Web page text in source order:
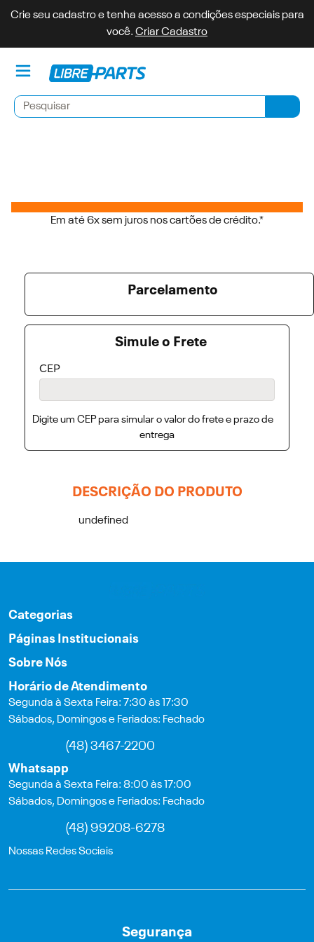
Crie seu cadastro e tenha acesso a condições especiais para
você. Criar Cadastro
Pesquisar
Em até 6x sem juros nos cartões de crédito.*
Parcelamento
Simule o Frete
CEP
Digite um CEP para simular o valor do frete e prazo de
entrega
DESCRIÇÃO DO PRODUTO
undefined
Categorias
Páginas Institucionais
Sobre Nós
Horário de Atendimento
Segunda à Sexta Feira: 7:30 às 17:30
Sábados, Domingos e Feriados: Fechado
(48) 3467-2200
Whatsapp
Segunda à Sexta Feira: 8:00 às 17:00
Sábados, Domingos e Feriados: Fechado
(48) 99208-6278
Nossas Redes Sociais
Segurança